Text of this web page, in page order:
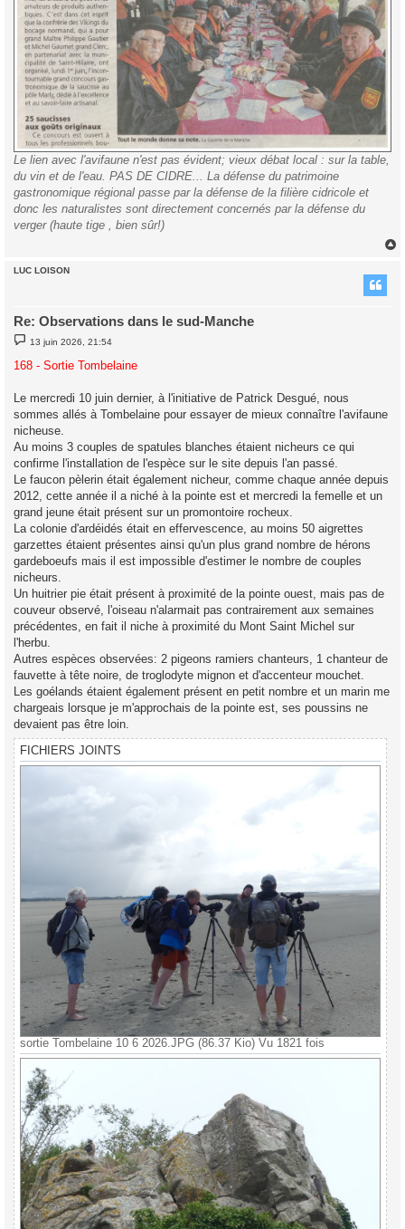
Le lien avec l'avifaune n'est pas évident; vieux débat local : sur la table,
du vin et de l'eau. PAS DE CIDRE... La défense du patrimoine
gastronomique régional passe par la défense de la filière cidricole et
donc les naturalistes sont directement concernés par la défense du
verger (haute tige , bien sûr!)
LUC LOISON
Re: Observations dans le sud-Manche
M
e
s
s
e
13 juin 2026, 21:54
168 - Sortie Tombelaine
Le mercredi 10 juin dernier, à l'initiative de Patrick Desgué, nous
sommes allés à Tombelaine pour essayer de mieux connaître l'avifaune
nicheuse.
Au moins 3 couples de spatules blanches étaient nicheurs ce qui
confirme l'installation de l'espèce sur le site depuis l'an passé.
Le faucon pèlerin était également nicheur, comme chaque année depuis
2012, cette année il a niché à la pointe est et mercredi la femelle et un
grand jeune était présent sur un promontoire rocheux.
La colonie d'ardéidés était en effervescence, au moins 50 aigrettes
garzettes étaient présentes ainsi qu'un plus grand nombre de hérons
gardeboeufs mais il est impossible d'estimer le nombre de couples
nicheurs.
Un huitrier pie était présent à proximité de la pointe ouest, mais pas de
couveur observé, l'oiseau n'alarmait pas contrairement aux semaines
précédentes, en fait il niche à proximité du Mont Saint Michel sur
l'herbu.
Autres espèces observées: 2 pigeons ramiers chanteurs, 1 chanteur de
fauvette à tête noire, de troglodyte mignon et d'accenteur mouchet.
Les goélands étaient également présent en petit nombre et un marin me
chargeais lorsque je m'approchais de la pointe est, ses poussins ne
devaient pas être loin.
FICHIERS JOINTS
sortie Tombelaine 10 6 2026.JPG (86.37 Kio) Vu 1821 fois